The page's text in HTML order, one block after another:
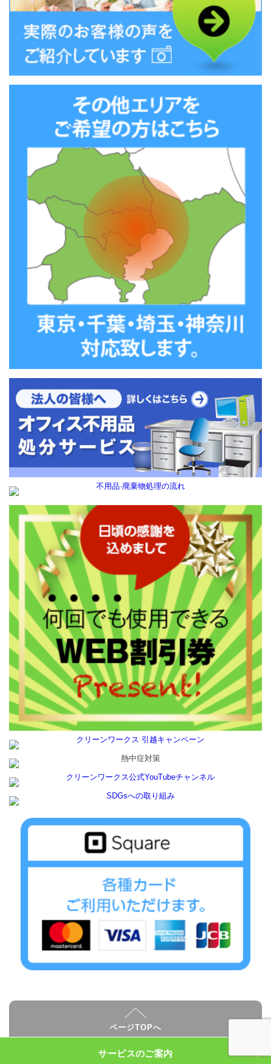
ページTOPへ
サービスのご案内